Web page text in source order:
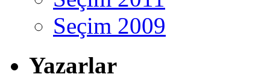
Seçim 2009
Yazarlar